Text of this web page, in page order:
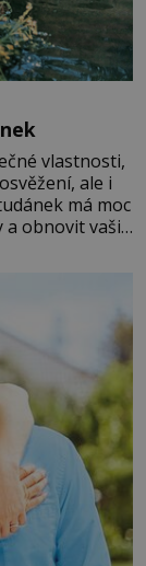
vlastnosti,
ale i
má moc
a obnovit vaši
života